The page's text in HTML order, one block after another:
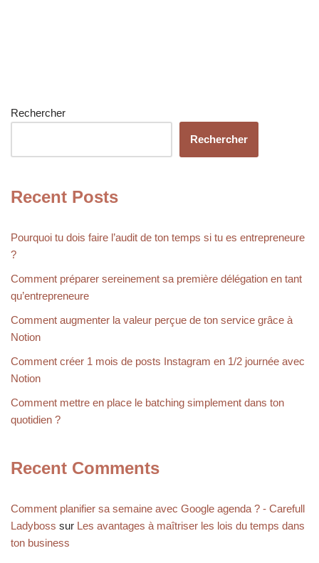
Rechercher
Rechercher
Recent Posts
Pourquoi tu dois faire l’audit de ton temps si tu es entrepreneure
?
Comment préparer sereinement sa première délégation en tant
qu’entrepreneure
Comment augmenter la valeur perçue de ton service grâce à
Notion
Comment créer 1 mois de posts Instagram en 1/2 journée avec
Notion
Comment mettre en place le batching simplement dans ton
quotidien ?
Recent Comments
Comment planifier sa semaine avec Google agenda ? - Carefull
Ladyboss sur Les avantages à maîtriser les lois du temps dans
ton business